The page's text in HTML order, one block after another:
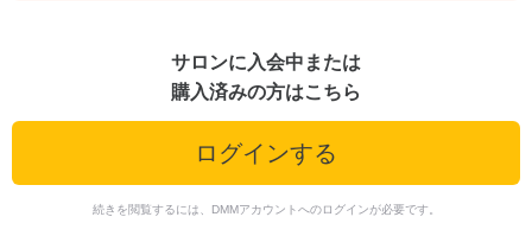
サロンに入会中または
購入済みの方はこちら
ログインする
続きを閲覧するには、DMMアカウントへのログインが必要です。